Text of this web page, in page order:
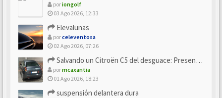
poriongolf
03 Ago 2026, 12:33
Elevalunas
porceleventosa
02 Ago 2026, 07:26
Salvando un Citroën C5 del desguace: Presentación y seguimiento
pormcaxantia
01 Ago 2026, 18:23
suspensión delantera dura